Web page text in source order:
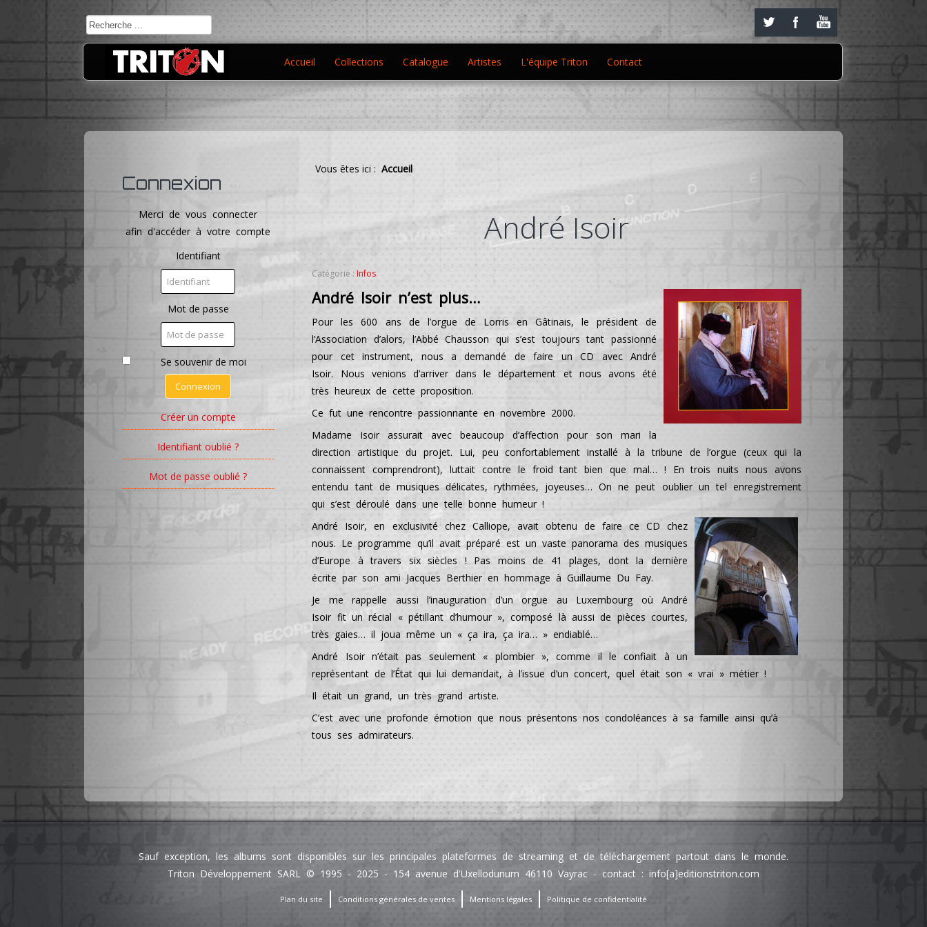
Accueil Collections Catalogue Artistes L'équipe Triton Contact
Connexion
Merci de vous connecter
afin d'accéder à votre compte
Identifiant
Mot de passe
Se souvenir de moi
Connexion
Créer un compte
Identifiant oublié ?
Mot de passe oublié ?
Vous êtes ici :Accueil
André Isoir
Catégorie : Infos
André Isoir n’est plus…
Pour les 600 ans de l’orgue de Lorris en Gâtinais, le président de
l’Association d’alors, l’Abbé Chausson qui s’est toujours tant passionné
pour cet instrument, nous a demandé de faire un CD avec André
Isoir. Nous venions d’arriver dans le département et nous avons été
très heureux de cette proposition.
Ce fut une rencontre passionnante en novembre 2000.
Madame Isoir assurait avec beaucoup d’affection pour son mari la
direction artistique du projet. Lui, peu confortablement installé à la tribune de l’orgue (ceux qui la
connaissent comprendront), luttait contre le froid tant bien que mal… ! En trois nuits nous avons
entendu tant de musiques délicates, rythmées, joyeuses… On ne peut oublier un tel enregistrement
qui s’est déroulé dans une telle bonne humeur !
André Isoir, en exclusivité chez Calliope, avait obtenu de faire ce CD chez
nous. Le programme qu’il avait préparé est un vaste panorama des musiques
d’Europe à travers six siècles ! Pas moins de 41 plages, dont la dernière
écrite par son ami Jacques Berthier en hommage à Guillaume Du Fay.
Je me rappelle aussi l’inauguration d’un orgue au Luxembourg où André
Isoir fit un récial « pétillant d’humour », composé là aussi de pièces courtes,
très gaies… il joua même un « ça ira, ça ira… » endiablé…
André Isoir n’était pas seulement « plombier », comme il le confiait à un
représentant de l’État qui lui demandait, à l’issue d’un concert, quel était son « vrai » métier !
Il était un grand, un très grand artiste.
C’est avec une profonde émotion que nous présentons nos condoléances à sa famille ainsi qu’à
tous ses admirateurs.
Sauf exception, les albums sont disponibles sur les principales plateformes de streaming et de téléchargement partout dans le monde.
Triton Développement SARL © 1995 - 2025 - 154 avenue d'Uxellodunum 46110 Vayrac - contact : info[a]editionstriton.com
Plan du site Conditions générales de ventes Mentions légales Politique de confidentialité